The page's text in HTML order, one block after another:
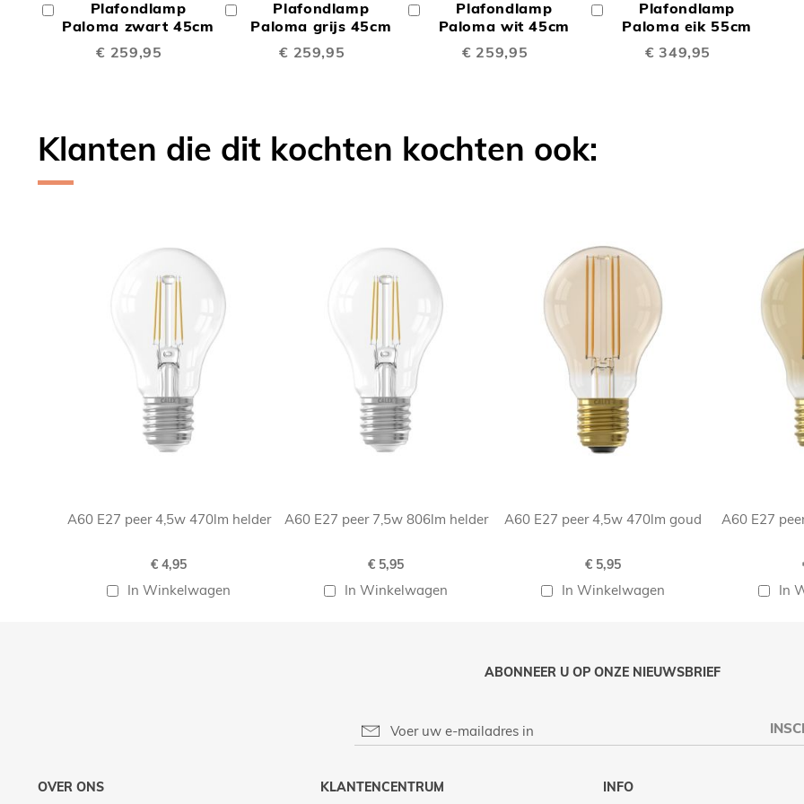
Plafondlamp
Paloma zwart 45cm
€ 259,95
Winkelwagen
TE
Plafondlamp
Paloma grijs 45cm
€ 259,95
Winkelwagen
TE
Plafondlamp
Paloma wit 45cm
€ 259,95
Winkelwagen
TE
Plafondlamp
Paloma eik 55cm
€ 349,95
Winkelwagen
TE
Klanten die dit kochten kochten ook:
A60 E27 peer 4,5w 470lm helder
€ 4,95
In Winkelwagen
A60 E27 peer 7,5w 806lm helder
€ 5,95
In Winkelwagen
A60 E27 peer 4,5w 470lm goud
€ 5,95
In Winkelwagen
A60 E27
In
ABONNEER U OP ONZE NIEUWSBRIEF
OVER ONS KLANTENCENTRUM INFO